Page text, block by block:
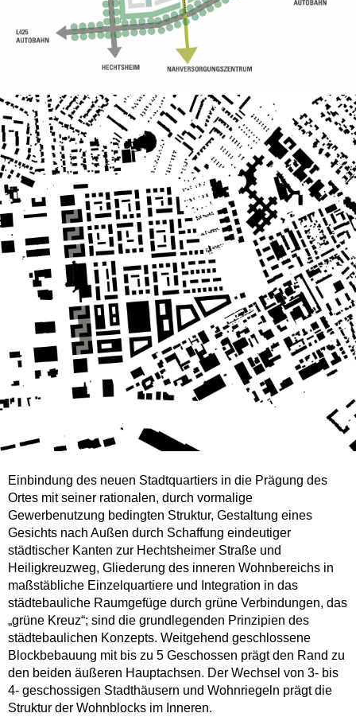
Einbindung des neuen Stadtquartiers in die Prägung des
Ortes mit seiner rationalen, durch vormalige
Gewerbenutzung bedingten Struktur, Gestaltung eines
Gesichts nach Außen durch Schaffung eindeutiger
städtischer Kanten zur Hechtsheimer Straße und
Heiligkreuzweg, Gliederung des inneren Wohnbereichs in
maßstäbliche Einzelquartiere und Integration in das
städtebauliche Raumgefüge durch grüne Verbindungen, das
„grüne Kreuz“; sind die grundlegenden Prinzipien des
städtebaulichen Konzepts. Weitgehend geschlossene
Blockbebauung mit bis zu 5 Geschossen prägt den Rand zu
den beiden äußeren Hauptachsen. Der Wechsel von 3- bis
4- geschossigen Stadthäusern und Wohnriegeln prägt die
Struktur der Wohnblocks im Inneren.